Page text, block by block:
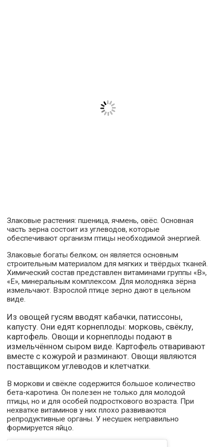
Злаковые растения: пшеница, ячмень, овёс. Основная
часть зерна состоит из углеводов, которые
обеспечивают организм птицы необходимой энергией.
Злаковые богаты белком; он является основным
строительным материалом для мягких и твёрдых тканей.
Химический состав представлен витаминами группы «В»,
«Е», минеральным комплексом. Для молодняка зёрна
измельчают. Взрослой птице зерно дают в цельном
виде.
Из овощей гусям вводят кабачки, патиссоны,
капусту. Они едят корнеплоды: морковь, свёклу,
картофель. Овощи и корнеплоды подают в
измельчённом сыром виде. Картофель отваривают
вместе с кожурой и разминают. Овощи являются
поставщиком углеводов и клетчатки.
В моркови и свёкле содержится большое количество
бета-каротина. Он полезен не только для молодой
птицы, но и для особей подросткового возраста. При
нехватке витаминов у них плохо развиваются
репродуктивные органы. У несушек неправильно
формируется яйцо.